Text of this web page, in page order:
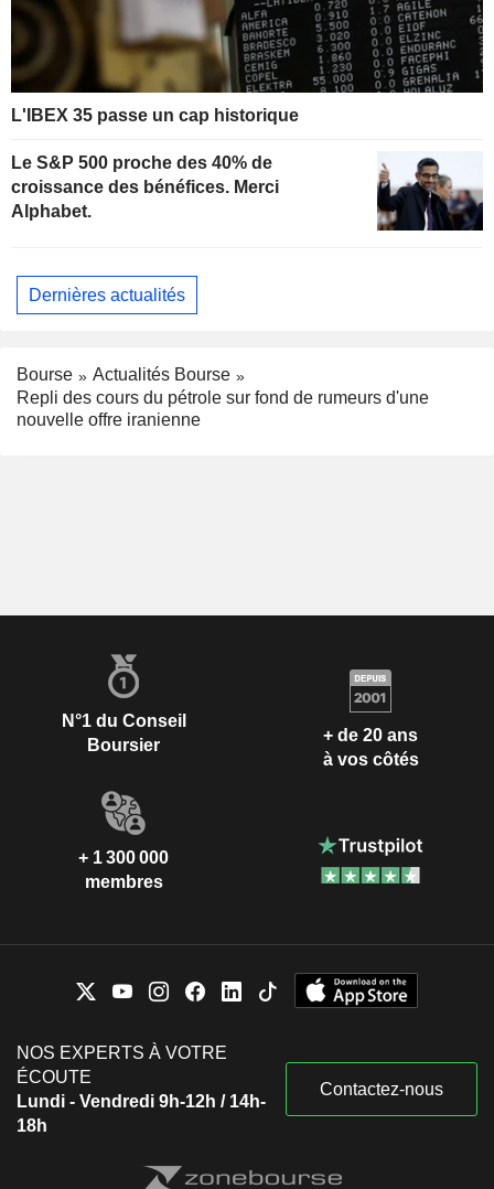
L'IBEX 35 passe un cap historique
Le S&P 500 proche des 40% de
croissance des bénéfices. Merci
Alphabet.
Dernières actualités
Bourse
Actualités Bourse
Repli des cours du pétrole sur fond de rumeurs d'une
nouvelle offre iranienne
N°1 du Conseil
Boursier
+ de 20 ans
à vos côtés
+ 1 300 000
membres
NOS EXPERTS À VOTRE
ÉCOUTE
Lundi - Vendredi 9h-12h / 14h-
18h
Contactez-nous